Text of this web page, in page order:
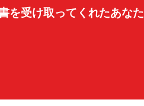
を受け取って くれたあなた